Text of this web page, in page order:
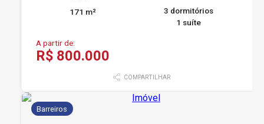
171 m²
3 dormitórios
1 suíte
A partir de:
R$ 800.000
COMPARTILHAR
Barreiros